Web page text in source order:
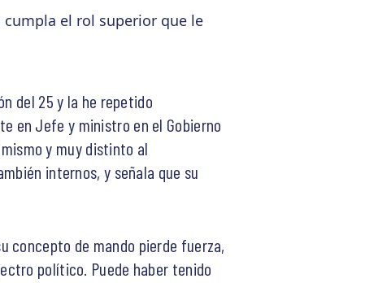
el rol superior que le
del 25 y la he repetido
en Jefe y ministro en el Gobierno
y muy distinto al
internos, y señala que su
concepto de mando pierde fuerza,
político. Puede haber tenido